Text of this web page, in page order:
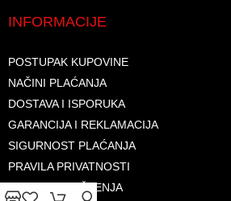
INFORMACIJE
POSTUPAK KUPOVINE
NAČINI PLAĆANJA
DOSTAVA I ISPORUKA
GARANCIJA I REKLAMACIJA
SIGURNOST PLAĆANJA
PRAVILA PRIVATNOSTI
USLOVI KORIŠTENJA